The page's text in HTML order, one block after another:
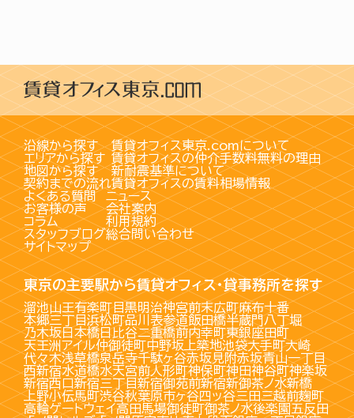
沿線から探す
エリアから探す
地図から探す
契約までの流れ
賃貸オフィス東京.comについて
賃貸オフィスの仲介手数料無料の理由
新耐震基準について
賃貸オフィスの賃料相場情報
よくある質問
お客様の声
コラム
スタッフブログ
サイトマップ
ニュース
会社案内
利用規約
総合問い合わせ
東京の主要駅から賃貸オフィス・貸事務所を探す
溜池山王有楽町目黒明治神宮前末広町麻布十番
本郷三丁目浜松町品川 表参道飯田橋半蔵門八丁堀
乃木坂日本橋日比谷二重橋前内幸町東銀座田町
天王洲アイル仲御徒町中野坂上築地池袋大手町大崎
代々木浅草橋泉岳寺千駄ヶ谷赤坂見附赤坂青山一丁目
西新宿水道橋水天宮前人形町神保町神田神谷町神楽坂
新宿西口新宿三丁目新宿御苑前新宿新御茶ノ水新橋
上野小伝馬町渋谷秋葉原市ヶ谷四ッ谷三田三越前麹町
高輪ゲートウェイ高田馬場御徒町御茶ノ水後楽園五反田